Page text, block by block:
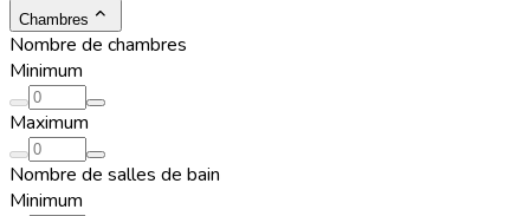
Chambres
Nombre de chambres
Minimum
Maximum
Nombre de salles de bain
Minimum